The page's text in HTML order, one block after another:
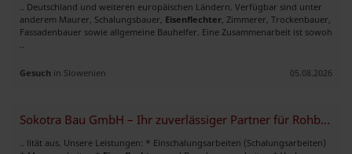
.. Deutschland und weiteren europäischen Ländern. Verfügbar sind unter
anderem Maurer, Schalungsbauer, Eisenflechter, Zimmerer, Trockenbauer,
Fassadenbauer sowie allgemeine Bauhelfer. Eine Zusammenarbeit ist sowoh
..
Gesuch in Slowenien 05.08.2026
Sokotra Bau GmbH – Ihr zuverlässiger Partner für Rohbauarbeiten
.. lität aus. Unsere Leistungen: * Einschalungsarbeiten (Schalungsarbeiten)